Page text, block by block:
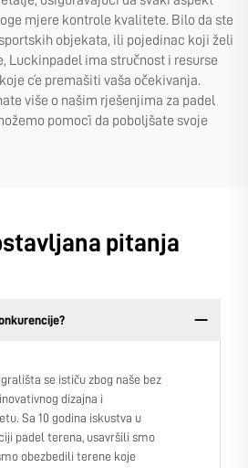
mjere kontrole kvalitete. Bilo da ste
objekata, ili pojedinac koji želi
Luckinpadel ima stručnost i resurse
će premašiti vaša očekivanja.
više o našim rješenjima za padel
pomoći da poboljšate svoje
pitanja
se ističu zbog naše bez
dizajna i
Sa 10 godina iskustva u
padel terena, usavršili smo
obezbedili terene koje